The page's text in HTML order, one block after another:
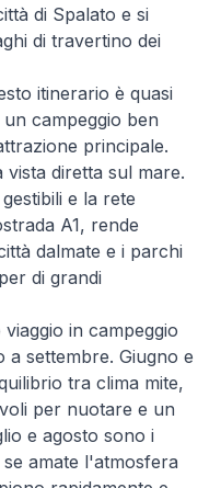
di Spalato e si
di travertino dei
itinerario è quasi
campeggio ben
principale.
diretta sul mare.
e la rete
A1, rende
dalmate e i parchi
di grandi
in campeggio
a settembre. Giugno e
tra clima mite,
per nuotare e un
e agosto sono i
amate l'atmosfera